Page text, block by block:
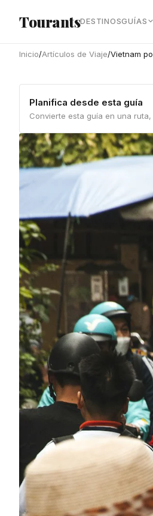
TourantsDESTINOSGUÍAS
Inicio/Artículos de Viaje/Vietnam
Planifica desde esta guía
Convierte esta guía en una